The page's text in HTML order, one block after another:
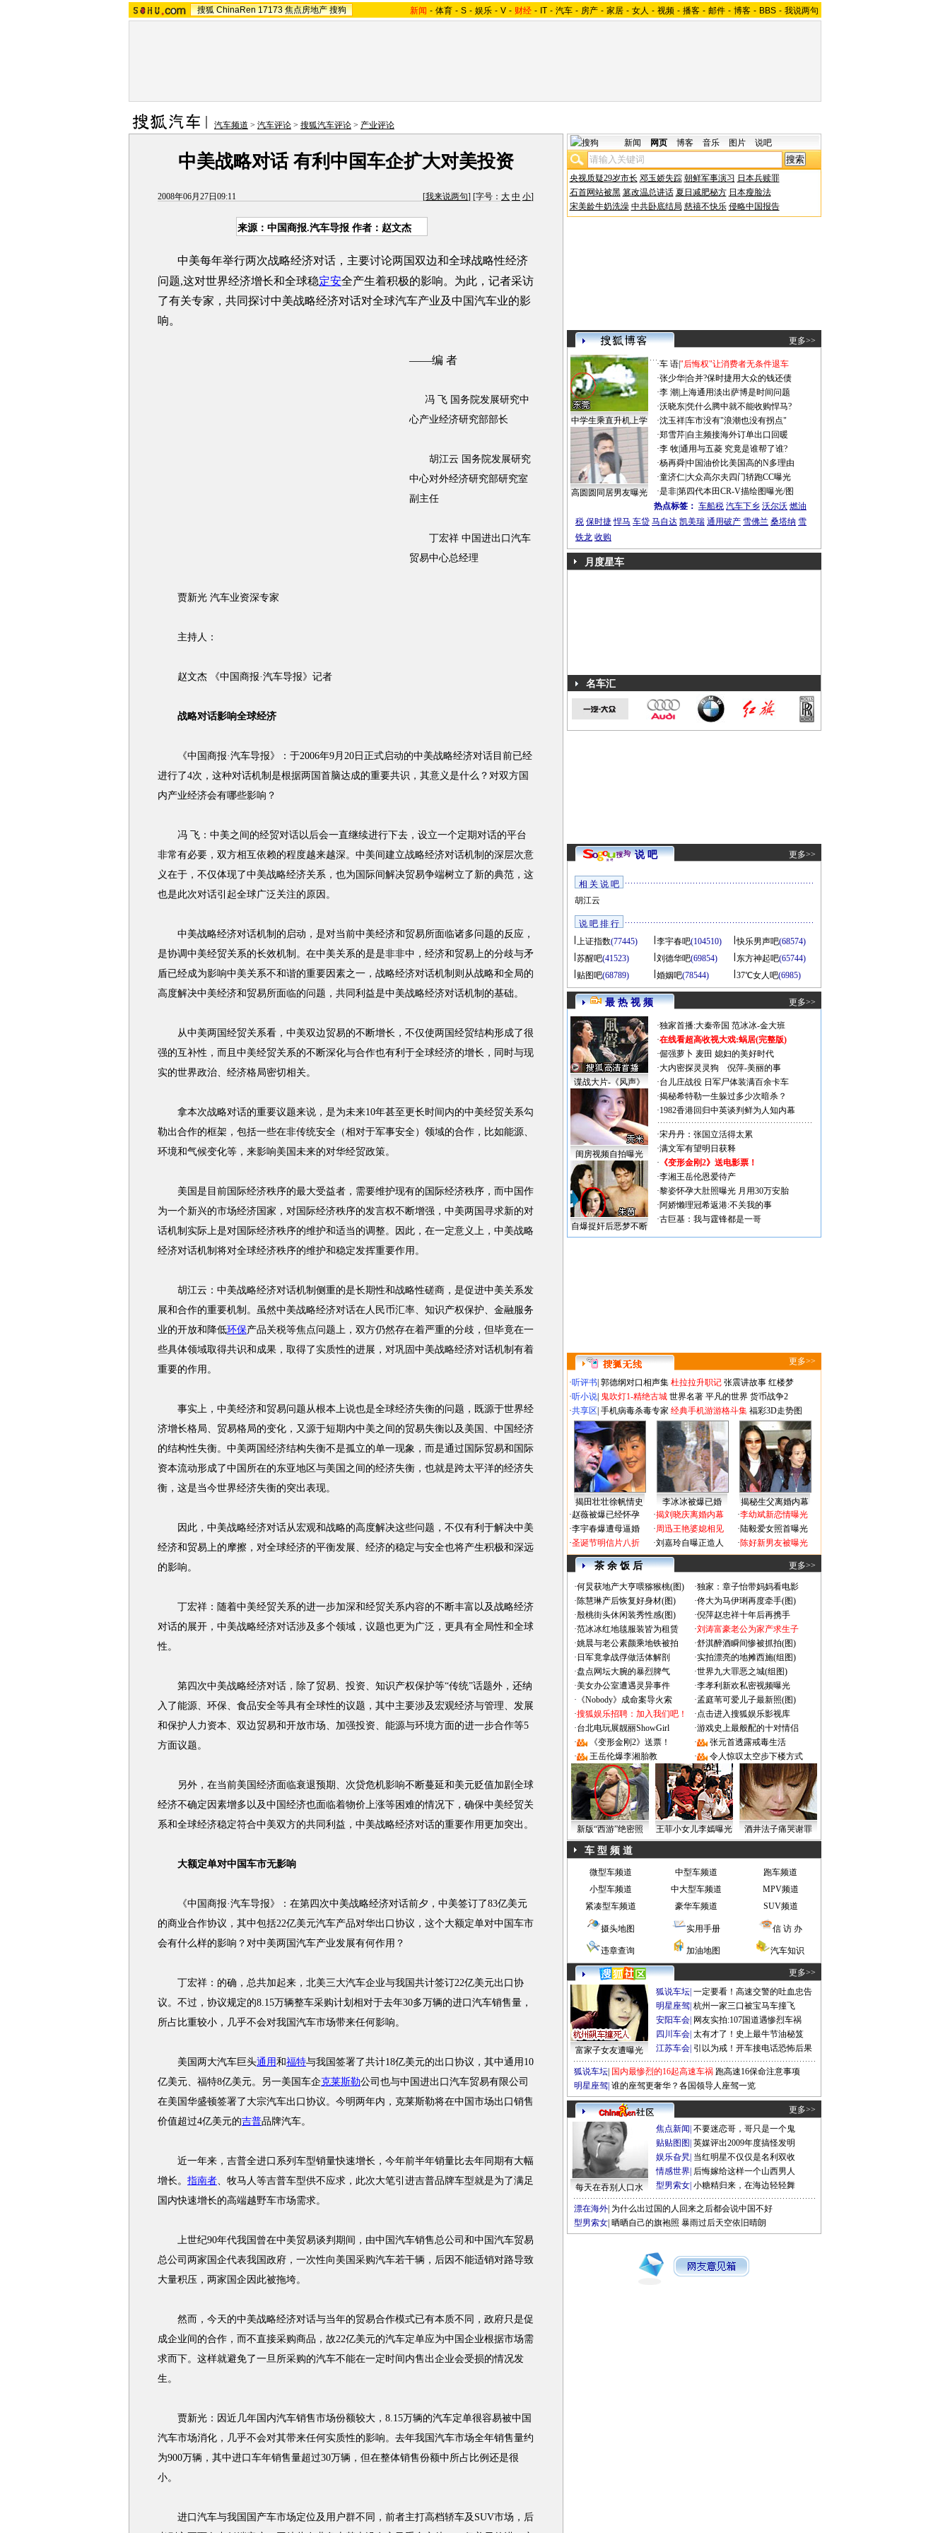
搜狐 ChinaRen 17173 焦点房地产 搜狗 新闻 - 体育 - S - 娱乐 - V - 财经 - IT - 汽车 - 房产 - 家居 - 女人 - 视频 - 播客 - 邮件 - 博客 - BBS - 我说两句
汽车频道 > 汽车评论 > 搜狐汽车评论 > 产业评论
中美战略对话 有利中国车企扩大对美投资
2008年06月27日09:11 [我来说两句] [字号： 大 中 小]
来源：中国商报.汽车导报 作者：赵文杰
中美每年举行两次战略经济对话，主要讨论两国双边和全球战略性经济
问题,这对世界经济增长和全球稳定安全产生着积极的影响。为此，记者采访
了有关专家，共同探讨中美战略经济对话对全球汽车产业及中国汽车业的影
响。
——编 者
冯 飞 国务院发展研究中
心产业经济研究部部长
胡江云 国务院发展研究
中心对外经济研究部研究室
副主任
丁宏祥 中国进出口汽车
贸易中心总经理
贾新光 汽车业资深专家
主持人：
赵文杰 《中国商报·汽车导报》记者
战略对话影响全球经济
《中国商报·汽车导报》：于2006年9月20日正式启动的中美战略经济对话目前已经
进行了4次，这种对话机制是根据两国首脑达成的重要共识，其意义是什么？对双方国
内产业经济会有哪些影响？
冯 飞：中美之间的经贸对话以后会一直继续进行下去，设立一个定期对话的平台
非常有必要，双方相互依赖的程度越来越深。中美间建立战略经济对话机制的深层次意
义在于，不仅体现了中美战略经济关系，也为国际间解决贸易争端树立了新的典范，这
也是此次对话引起全球广泛关注的原因。
中美战略经济对话机制的启动，是对当前中美经济和贸易所面临诸多问题的反应，
是协调中美经贸关系的长效机制。在中美关系的是是非非中，经济和贸易上的分歧与矛
盾已经成为影响中美关系不和谐的重要因素之一，战略经济对话机制则从战略和全局的
高度解决中美经济和贸易所面临的问题，共同利益是中美战略经济对话机制的基础。
从中美两国经贸关系看，中美双边贸易的不断增长，不仅使两国经贸结构形成了很
强的互补性，而且中美经贸关系的不断深化与合作也有利于全球经济的增长，同时与现
实的世界政治、经济格局密切相关。
拿本次战略对话的重要议题来说，是为未来10年甚至更长时间内的中美经贸关系勾
勒出合作的框架，包括一些在非传统安全（相对于军事安全）领域的合作，比如能源、
环境和气候变化等，来影响美国未来的对华经贸政策。
美国是目前国际经济秩序的最大受益者，需要维护现有的国际经济秩序，而中国作
为一个新兴的市场经济国家，对国际经济秩序的发言权不断增强，中美两国寻求新的对
话机制实际上是对国际经济秩序的维护和适当的调整。因此，在一定意义上，中美战略
经济对话机制将对全球经济秩序的维护和稳定发挥重要作用。
胡江云：中美战略经济对话机制侧重的是长期性和战略性磋商，是促进中美关系发
展和合作的重要机制。虽然中美战略经济对话在人民币汇率、知识产权保护、金融服务
业的开放和降低环保产品关税等焦点问题上，双方仍然存在着严重的分歧，但毕竟在一
些具体领域取得共识和成果，取得了实质性的进展，对巩固中美战略经济对话机制有着
重要的作用。
事实上，中美经济和贸易问题从根本上说也是全球经济失衡的问题，既源于世界经
济增长格局、贸易格局的变化，又源于短期内中美之间的贸易失衡以及美国、中国经济
的结构性失衡。中美两国经济结构失衡不是孤立的单一现象，而是通过国际贸易和国际
资本流动形成了中国所在的东亚地区与美国之间的经济失衡，也就是跨太平洋的经济失
衡，这是当今世界经济失衡的突出表现。
因此，中美战略经济对话从宏观和战略的高度解决这些问题，不仅有利于解决中美
经济和贸易上的摩擦，对全球经济的平衡发展、经济的稳定与安全也将产生积极和深远
的影响。
丁宏祥：随着中美经贸关系的进一步加深和经贸关系内容的不断丰富以及战略经济
对话的展开，中美战略经济对话涉及多个领域，议题也更为广泛，更具有全局性和全球
性。
第四次中美战略经济对话，除了贸易、投资、知识产权保护等“传统”话题外，还纳
入了能源、环保、食品安全等具有全球性的议题，其中主要涉及宏观经济与管理、发展
和保护人力资本、双边贸易和开放市场、加强投资、能源与环境方面的进一步合作等5
方面议题。
另外，在当前美国经济面临衰退预期、次贷危机影响不断蔓延和美元贬值加剧全球
经济不确定因素增多以及中国经济也面临着物价上涨等困难的情况下，确保中美经贸关
系和全球经济稳定符合中美双方的共同利益，中美战略经济对话的重要作用更加突出。
大额定单对中国车市无影响
《中国商报·汽车导报》：在第四次中美战略经济对话前夕，中美签订了83亿美元
的商业合作协议，其中包括22亿美元汽车产品对华出口协议，这个大额定单对中国车市
会有什么样的影响？对中美两国汽车产业发展有何作用？
丁宏祥：的确，总共加起来，北美三大汽车企业与我国共计签订22亿美元出口协
议。不过，协议规定的8.15万辆整车采购计划相对于去年30多万辆的进口汽车销售量，
所占比重较小，几乎不会对我国汽车市场带来任何影响。
美国两大汽车巨头通用和福特与我国签署了共计18亿美元的出口协议，其中通用10
亿美元、福特8亿美元。另一美国车企克莱斯勒公司也与中国进出口汽车贸易有限公司
在美国华盛顿签署了大宗汽车出口协议。今明两年内，克莱斯勒将在中国市场出口销售
价值超过4亿美元的吉普品牌汽车。
近一年来，吉普全进口系列车型销量快速增长，今年前半年销量比去年同期有大幅
增长。 指南者、牧马人等吉普车型供不应求，此次大笔引进吉普品牌车型就是为了满足
国内快速增长的高端越野车市场需求。
上世纪90年代我国曾在中美贸易谈判期间，由中国汽车销售总公司和中国汽车贸易
总公司两家国企代表我国政府，一次性向美国采购汽车若干辆，后因不能适销对路导致
大量积压，两家国企因此被拖垮。
然而，今天的中美战略经济对话与当年的贸易合作模式已有本质不同，政府只是促
成企业间的合作，而不直接采购商品，故22亿美元的汽车定单应为中国企业根据市场需
求而下。这样就避免了一旦所采购的汽车不能在一定时间内售出企业会受损的情况发
生。
贾新光：因近几年国内汽车销售市场份额较大，8.15万辆的汽车定单很容易被中国
汽车市场消化，几乎不会对其带来任何实质性的影响。去年我国汽车市场全年销售量约
为900万辆，其中进口车年销售量超过30万辆，但在整体销售份额中所占比例还是很
小。
进口汽车与我国国产车市场定位及用户群不同，前者主打高档轿车及SUV市场，后
新闻 网页 博客 音乐 图片 说吧
央视质疑29岁市长 邓玉娇失踪 朝鲜军事演习 日本兵赎罪
石首网站被黑 篡改温总讲话 夏日减肥秘方 日本瘦脸法
宋美龄牛奶洗澡 中共卧底结局 慈禧不快乐 侵略中国报告
更多>>
中学生乘直升机上学
高圆圆同居男友曝光
·车 语|"后悔权"让消费者无条件退车
·张少华|合并?保时捷用大众的钱还债
·李 潮 上海通用淡出萨博是时间问题
·沃晓东|凭什么腾中就不能收购悍马?
·沈玉祥|车市没有"浪潮也没有拐点"
·郑雪芹| 自主频接海外订单出口回暖
·李 牧|通用与五菱 究竟是谁帮了谁?
·杨再舜|中国油价比美国高的N多理由
·童济仁|大众高尔夫四门轿跑CC曝光
·是非|第四代本田CR-V描绘图曝光/图
热点标签： 车船税 汽车下乡 沃尔沃 燃油
税 保时捷 悍马 车贷 马自达 凯美瑞 通用破产 雪佛兰 桑塔纳 雪
铁龙 收购
月度星车
名车汇
说 吧 更多>>
相 关 说 吧
胡江云
说 吧 排 行
上证指数(77445) 李宇春吧(104510) 快乐男声吧(68574)
苏醒吧(41523) 刘德华吧(69854) 东方神起吧(65744)
贴图吧(68789) 婚姻吧(78544) 37℃女人吧(6985)
最 热 视 频 更多>>
谍战大片-《风声》
闺房视频自拍曝光
自爆捉奸后恶梦不断
·独家首播:大秦帝国 范冰冰-金大班
·在线看超高收视大戏:蜗居(完整版)
·倔强萝卜 麦田 媳妇的美好时代
·大内密探灵灵狗
倪萍-美丽的事
·台儿庄战役 日军尸体装满百余卡车
·揭秘希特勒一生躲过多少次暗杀？
·1982香港回归中英谈判鲜为人知内幕
·宋丹丹：张国立活得太累
·满文军有望明日获释
· 《变形金刚2》送电影票！
·李湘王岳伦恩爱待产
·黎姿怀孕大肚照曝光 月用30万安胎
·阿娇懒理冠希返港:不关我的事
·古巨基：我与霆锋都是一哥
更多>>
·听评书 郭德纲对口相声集 杜拉拉升职记 张震讲故事 红楼梦
·听小说 鬼吹灯1-精绝古城 世界名著 平凡的世界 货币战争2
·共享区 手机病毒杀毒专家 经典手机游游格斗集 福彩3D走势图
揭田壮壮徐帆情史 李冰冰被爆已婚
揭秘生父离婚内幕
·赵薇被爆已经怀孕
·李宇春爆遭母逼婚
·圣诞节明信片八折
·揭刘晓庆离婚内幕
·周迅王艳婆媳相见
·刘嘉玲自曝正造人
·李幼斌新恋情曝光
·陆毅爱女照首曝光
·陈好新男友被曝光
茶 余 饭 后 更多>>
·何炅获地产大亨喂猕猴桃(图) ·独家：章子怡带妈妈看电影
·陈慧琳产后恢复好身材(图) ·佟大为马伊琍再度牵手(图)
·殷桃街头休闲装秀性感(图) ·倪萍赵忠祥十年后再携手
·范冰冰红地毯服装皆为租赁 ·刘涛富豪老公为家产求生子
·姚晨与老公素颜乘地铁被拍 ·舒淇醉酒瞬间惨被抓拍(图)
· 日军竟拿战俘做活体解剖 ·实拍漂亮的地摊西施(组图)
·盘点网坛大腕的暴烈脾气 ·世界九大罪恶之城(组图)
·美女办公室遭遇灵异事件 ·李孝利新欢私密视频曝光
· 《Nobody》成命案导火索 ·孟庭苇可爱儿子最新照(图)
·搜狐娱乐招聘：加入我们吧！ ·点击进入搜狐娱乐影视库
·台北电玩展靓丽ShowGirl ·游戏史上最般配的十对情侣
·
《变形金刚2》送票！ ·
张元首透露戒毒生活
·
王岳伦爆李湘胎教 · 令人惊叹太空步下楼方式
新版“西游”绝密照 王菲小女儿李嫣曝光 酒井法子痛哭谢罪
车 型 频 道
微型车频道 中型车频道
跑车频道
小型车频道
中大型车频道
MPV频道
紧凑型车频道
豪华车频道 SUV频道
摄头地图 实用手册 信 访 办
违章查询 加油地图 汽车知识
更多>>
富家子女友遭曝光
狐说车坛 一定要看！高速交警的吐血忠告
明星座驾 杭州一家三口被宝马车撞飞
安阳车会 网友实拍:107国道遇惨烈车祸
四川车会 太有才了！史上最牛节油秘笈
江苏车会 引以为戒！开车接电话恐怖后果
狐说车坛 国内最惨烈的16起高速车祸 跑高速16保命注意事项
明星座驾 谁的座驾更奢华？各国领导人座驾一览
更多>>
每天在吞别人口水
焦点新闻 不要迷恋哥，哥只是一个鬼
贴贴图图 英媒评出2009年度搞怪发明
娱乐旮旯 当红明星不仅仅是名利双收
情感世界 后悔嫁给这样一个山西男人
型男索女 小糖精归来，在海边轻轻舞
漂在海外 为什么出过国的人回来之后都会说中国不好
型男索女 晒晒自己的旗袍照 暴雨过后天空依旧晴朗